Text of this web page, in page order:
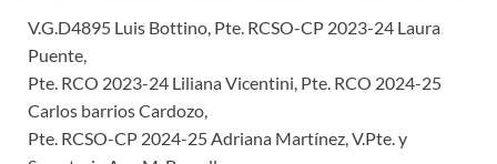
V.G.D4895 Luis Bottino, Pte. RCSO-CP 2023-24 Laura
Puente,
Pte. RCO 2023-24 Liliana Vicentini, Pte. RCO 2024-25
Carlos barrios Cardozo,
Pte. RCSO-CP 2024-25 Adriana Martínez, V.Pte. y